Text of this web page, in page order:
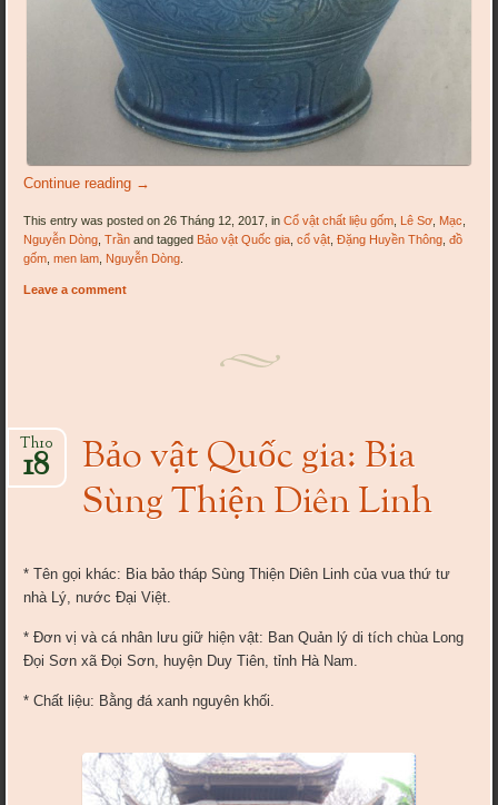
Continue reading →
This entry was posted on 26 Tháng 12, 2017, inCổ vật chất liệu gốm Lê Sơ Mạc
Nguyễn Dòng ,Trần and tagged Bảo vật Quốc gia ,cổ vật ,Đặng Huyền Thông ,đồ
gốm ,men lam Nguyễn Dòng
Leave a comment
Bảo vật Quốc gia: Bia
Sùng Thiện Diên Linh
Th10
18
* Tên gọi khác: Bia bảo tháp Sùng Thiện Diên Linh của vua thứ tư
nhà Lý, nước Đại Việt.
* Đơn vị và cá nhân lưu giữ hiện vật: Ban Quản lý di tích chùa Long
Đọi Sơn xã Đọi Sơn, huyện Duy Tiên, tỉnh Hà Nam.
* Chất liệu: Bằng đá xanh nguyên khối.